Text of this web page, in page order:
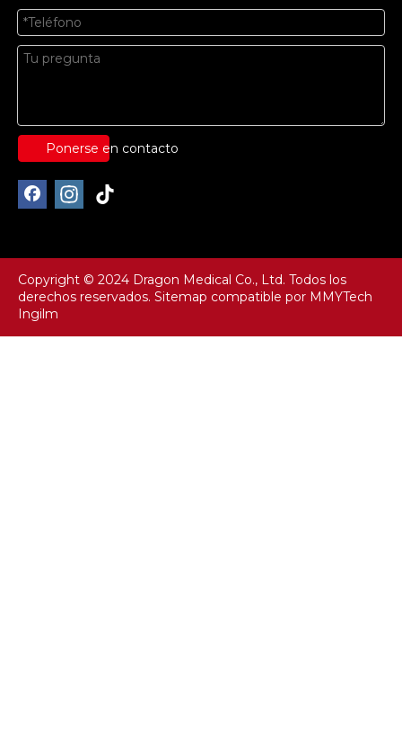
Ponerse en contacto
Copyright © 2024 Dragon Medical Co., Ltd. Todos los
derechos reservados. Sitemap compatible por MMYTech
Ingilm